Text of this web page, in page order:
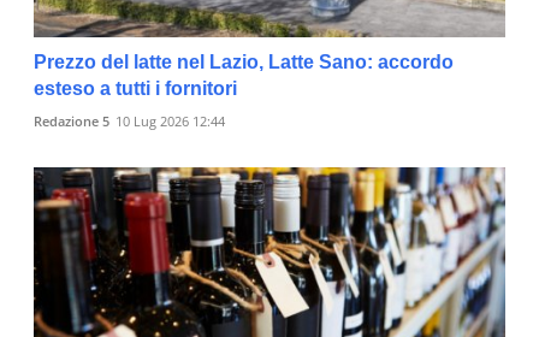
Prezzo del latte nel Lazio, Latte Sano: accordo
esteso a tutti i fornitori
Redazione 5 10 Lug 2026 12:44